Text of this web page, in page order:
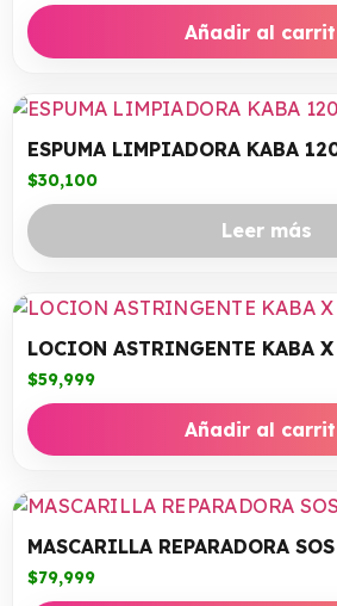
Añadir al
ESPUMA LIMPIADORA KABA
$30,100
Leer más
LOCION ASTRINGENTE KABA
$59,999
Añadir al
MASCARILLA REPARADORA
$79,999